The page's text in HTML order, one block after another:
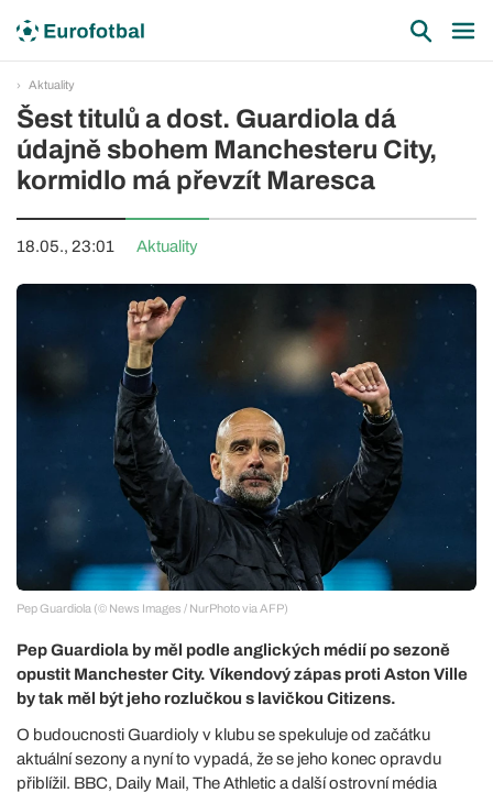
Aktuality
Šest titulů a dost. Guardiola dá
údajně sbohem Manchesteru City,
kormidlo má převzít Maresca
18.05., 23:01 Aktuality
Pep Guardiola (© News Images / NurPhoto via AFP)
Pep Guardiola by měl podle anglických médií po sezoně
opustit Manchester City. Víkendový zápas proti Aston Ville
by tak měl být jeho rozlučkou s lavičkou Citizens.
O budoucnosti Guardioly v klubu se spekuluje od začátku
aktuální sezony a nyní to vypadá, že se jeho konec opravdu
přiblížil. BBC, Daily Mail, The Athletic a další ostrovní média